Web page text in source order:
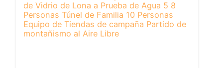
de Vidrio de Lona a Prueba de Agua 5 8
Personas Túnel de Familia 10 Personas
Equipo de Tiendas de campaña Partido de
montañismo al Aire Libre